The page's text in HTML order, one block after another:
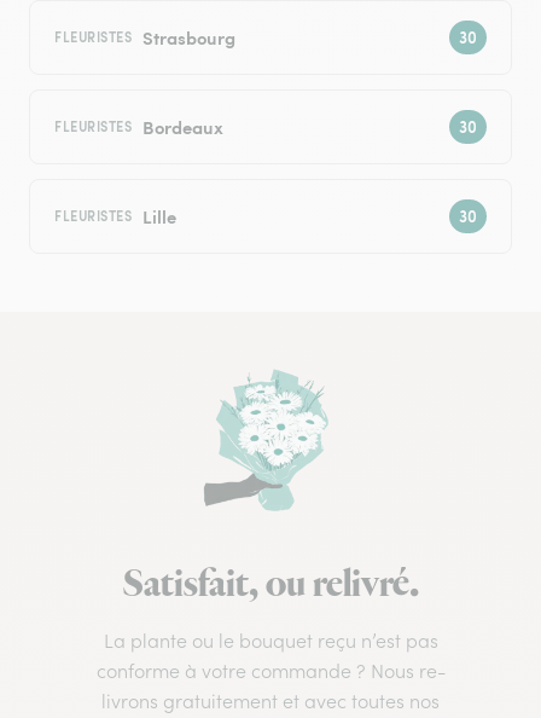
FLEURISTES Strasbourg
FLEURISTES Bordeaux
FLEURISTES Lille
Satisfait, ou relivré.
La plante ou le bouquet reçu n’est pas
conforme à votre commande ? Nous re-
livrons gratuitement et avec toutes nos